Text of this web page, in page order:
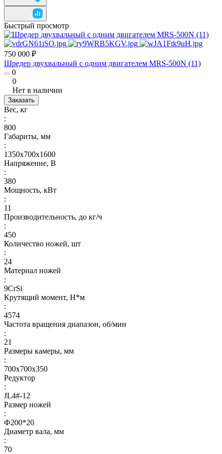
Быстрый просмотр
750 000 ₽
Шредер двухвальный с одним двигателем MRS-500N (11)
0
0
Нет в наличии
Заказать
Вес, кг
:
800
Габариты, мм
:
1350х700х1600
Напряжение, В
:
380
Мощность, кВт
:
11
Производительность, до кг/ч
:
450
Количество ножей, шт
:
24
Материал ножей
:
9CrSi
Крутящий момент, Н*м
:
4574
Частота вращения диапазон, об/мин
:
21
Размеры камеры, мм
:
700x700x350
Редуктор
:
JL4#-12
Размер ножей
:
Ф200*20
Диаметр вала, мм
:
70